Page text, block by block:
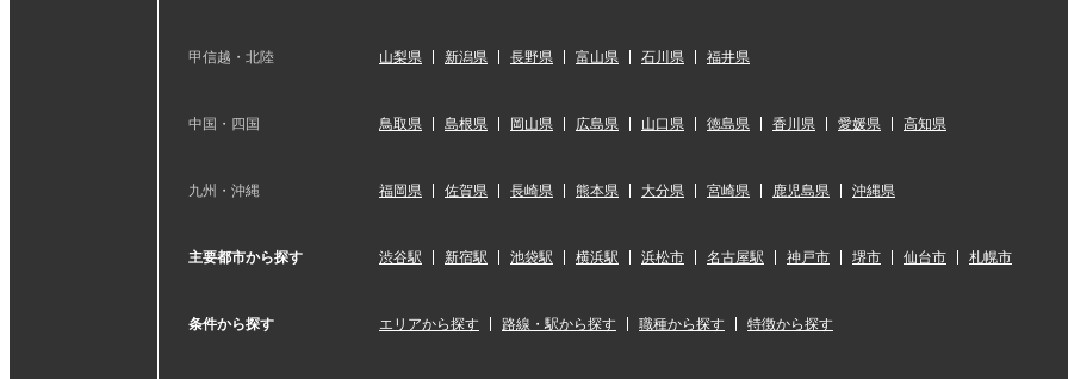
甲信越・北陸 山梨県 新潟県 長野県 富山県 石川県 福井県
中国・四国 鳥取県 島根県 岡山県 広島県 山口県 徳島県 香川県 愛媛県 高知県
九州・沖縄 福岡県 佐賀県 長崎県 熊本県 大分県 宮崎県 鹿児島県 沖縄県
主要都市から探す 渋谷駅 新宿駅 池袋駅 横浜駅 浜松市 名古屋駅 神戸市 堺市 仙台市 札幌市
条件から探す エリアから探す 路線・駅から探す 職種から探す 特徴から探す